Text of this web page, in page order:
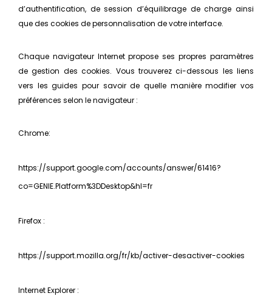
d’authentification, de session d’équilibrage de charge ainsi
que des cookies de personnalisation de votre interface.
Chaque navigateur Internet propose ses propres paramètres
de gestion des cookies. Vous trouverez ci-dessous les liens
vers les guides pour savoir de quelle manière modifier vos
préférences selon le navigateur :
Chrome:
https://support.google.com/accounts/answer/61416?
co=GENIE.Platform%3DDesktop&hl=fr
Firefox :
https://support.mozilla.org/fr/kb/activer-desactiver-cookies
Internet Explorer :